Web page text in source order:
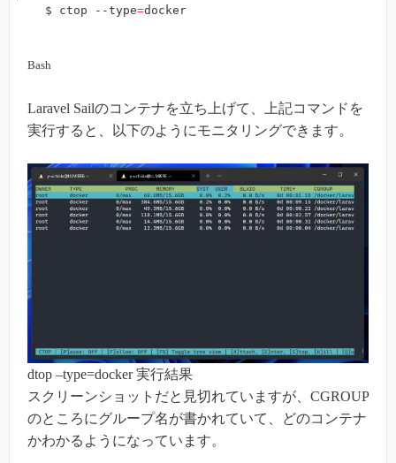
$ ctop --type=docker
Bash
Laravel Sailのコンテナを立ち上げて、上記コマンドを
実行すると、以下のようにモニタリングできます。
dtop –type=docker 実行結果
スクリーンショットだと見切れていますが、CGROUP
のところにグループ名が書かれていて、どのコンテナ
かわかるようになっています。